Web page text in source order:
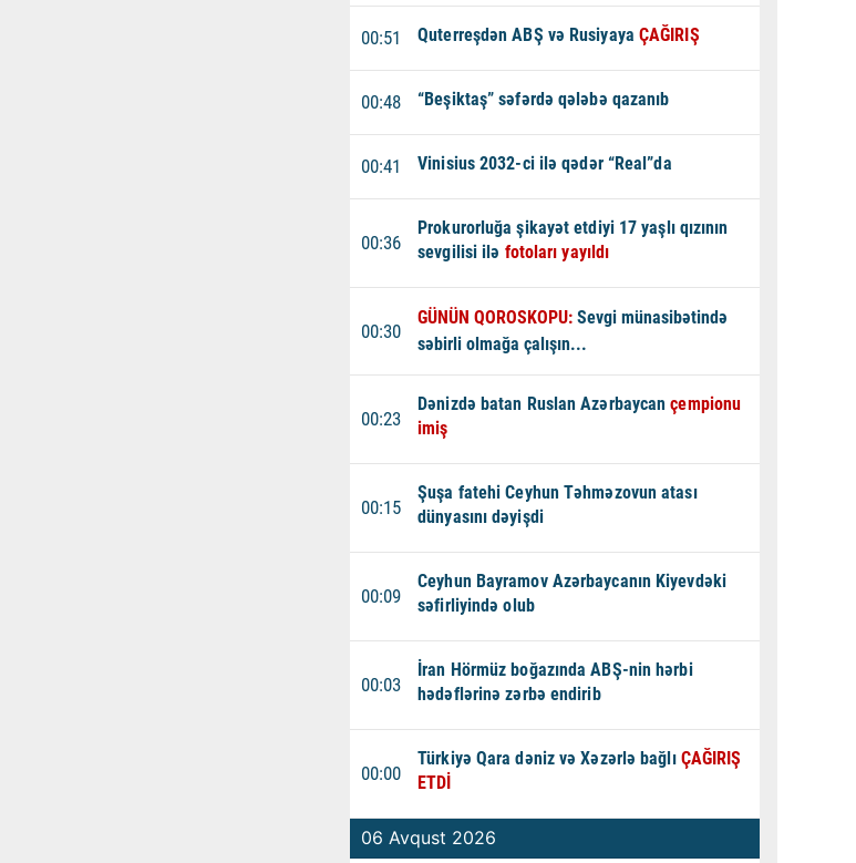
00:51 Quterreşdən ABŞ və Rusiyaya ÇAĞIRIŞ
00:48 “Beşiktaş” səfərdə qələbə qazanıb
00:41 Vinisius 2032-ci ilə qədər “Real”da
00:36
Prokurorluğa şikayət etdiyi 17 yaşlı qızının
sevgilisi ilə fotoları yayıldı
00:30
GÜNÜN QOROSKOPU:Sevgi münasibətində
səbirli olmağa çalışın...
00:23
Dənizdə batan Ruslan Azərbaycançempionu
imiş
00:15
Şuşa fatehi Ceyhun Təhməzovun atası
dünyasını dəyişdi
00:09
Ceyhun Bayramov Azərbaycanın Kiyevdəki
səfirliyində olub
00:03
İran Hörmüz boğazında ABŞ-nin hərbi
hədəflərinə zərbə endirib
00:00
Türkiyə Qara dəniz və Xəzərlə bağlı ÇAĞIRIŞ
ETDİ
06 Avqust 2026